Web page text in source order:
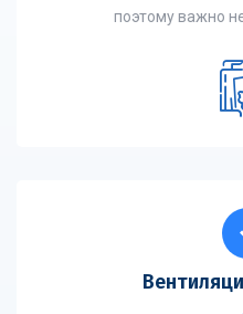
поэтому важно